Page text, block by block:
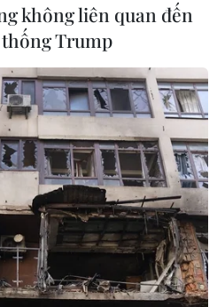
MỤC
không liên quan đến
Trump